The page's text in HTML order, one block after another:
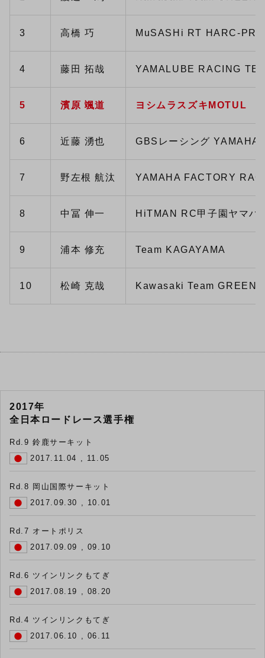
3 高橋 巧 MuSASHi RT HARC-
4 藤田 拓哉 YAMALUBE RACING
5 濱原 颯道 ヨシムラスズキMOTUL
6 近藤 湧也 GBSレーシング YAMAHA
7 野左根 航汰 YAMAHA FACTORY
8 中冨 伸一 HiTMAN RC甲子園ヤマハ
9 浦本 修充 Team KAGAYAMA
10 松崎 克哉 Kawasaki Team GREEN
2017年
全日本ロードレース選手権
Rd.9 鈴鹿サーキット
2017.11.04 , 11.05
Rd.8 岡山国際サーキット
2017.09.30 , 10.01
Rd.7 オートポリス
2017.09.09 , 09.10
Rd.6 ツインリンクもてぎ
2017.08.19 , 08.20
Rd.4 ツインリンクもてぎ
2017.06.10 , 06.11